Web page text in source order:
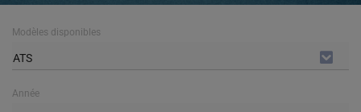
Modèles disponibles
ATS
Année